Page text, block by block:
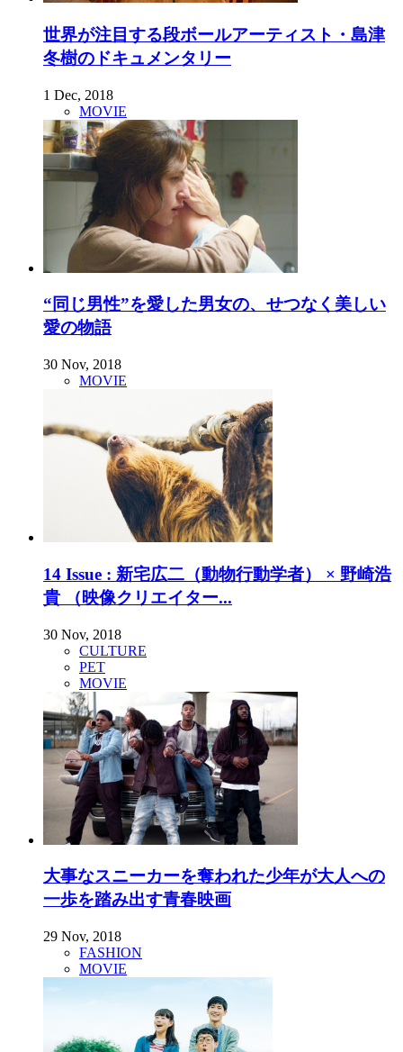
世界が注目する段ボールアーティスト・島津
冬樹のドキュメンタリー
1 Dec, 2018
MOVIE
“同じ男性”を愛した男女の、せつなく美しい
愛の物語
30 Nov, 2018
MOVIE
14 Issue : 新宅広二（動物行動学者） × 野崎浩
貴 （映像クリエイター...
30 Nov, 2018
CULTURE
PET
MOVIE
大事なスニーカーを奪われた少年が大人への
一歩を踏み出す青春映画
29 Nov, 2018
FASHION
MOVIE